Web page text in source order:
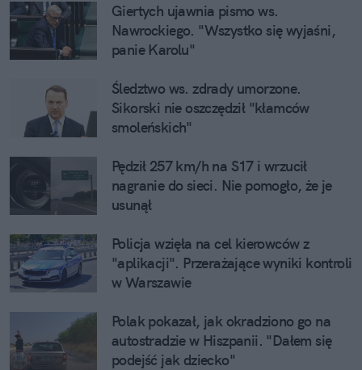
Giertych ujawnia pismo ws.
Nawrockiego. "Wszystko się wyjaśni,
panie Karolu"
Śledztwo ws. zdrady umorzone.
Sikorski nie oszczędził "kłamców
smoleńskich"
Pędził 257 km/h na S17 i wrzucił
nagranie do sieci. Nie pomogło, że je
usunął
Policja wzięła na cel kierowców z
"aplikacji". Przerażające wyniki kontroli
w Warszawie
Polak pokazał, jak okradziono go na
autostradzie w Hiszpanii. "Dałem się
podejść jak dziecko"